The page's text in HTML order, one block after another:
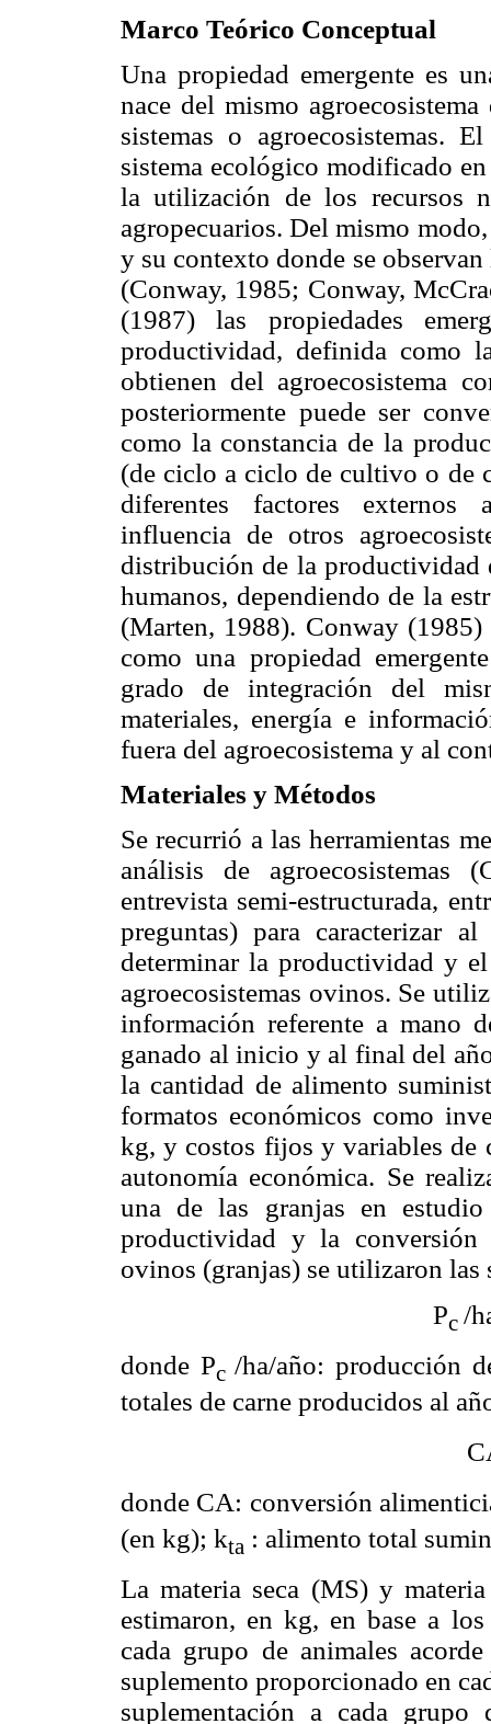
Marco Teórico Conceptual
Una propiedad emergente es
nace del mismo
sistemas o agroecosistemas.
sistema ecológico modificado
la utilización de los recursos
agropecuarios. Del mismo
y su contexto donde se
(Conway, 1985; Conway,
(1987) las propiedades
productividad, definida como
obtienen del agroecosistema
posteriormente puede ser
como la constancia de la
(de ciclo a ciclo de cultivo o de
diferentes factores externos
influencia de otros
distribución de la productividad
humanos, dependiendo de la
(Marten, 1988). Conway
como una propiedad
grado de integración del
materiales, energía e
fuera del agroecosistema y al
Materiales y Métodos
Se recurrió a las herramientas
análisis de agroecosistemas
entrevista semi-estructurada,
preguntas) para caracterizar
determinar la productividad y
agroecosistemas ovinos. Se
información referente a mano
ganado al inicio y al final del
la cantidad de alimento
formatos económicos como
kg, y costos fijos y variables de
autonomía económica. Se
una de las granjas en
productividad y la conversión
ovinos (granjas) se utilizaron las
Pc /
donde Pc/ha/año: producción
totales de carne producidos al
donde CA: conversión
(en kg); kta : alimento total
La materia seca (MS) y
estimaron, en kg, en base a
cada grupo de animales
suplemento proporcionado en
suplementación a cada grupo